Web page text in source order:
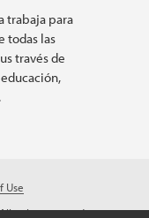
trabaja para
todas las
través de
Use
rights reserved.